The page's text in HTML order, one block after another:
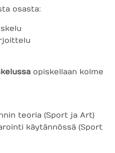
osasta:
opiskellaan kolme
teoria (Sport ja Art)
käytännössä (Sport